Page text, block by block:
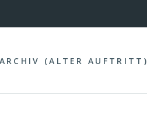
ARCHIV (ALTER AUFTRITT)